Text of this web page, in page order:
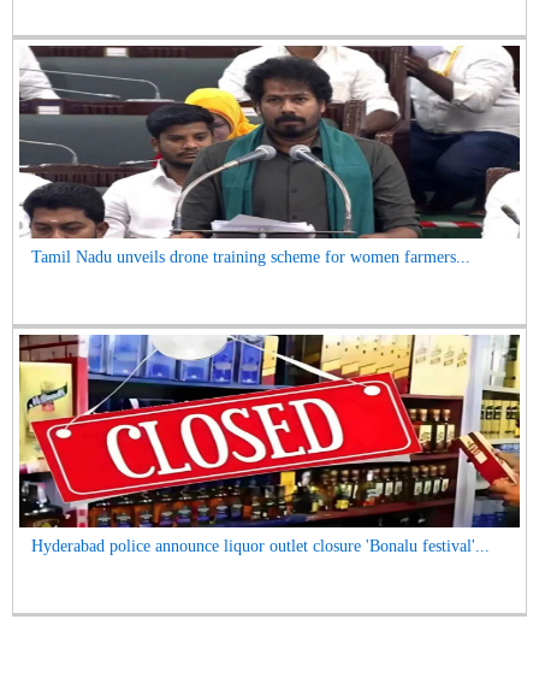
Tamil Nadu unveils drone training scheme for women farmers...
Hyderabad police announce liquor outlet closure 'Bonalu festival'...